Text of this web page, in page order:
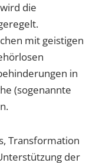
die
mit geistigen
in
(sogenannte
Transformation
der